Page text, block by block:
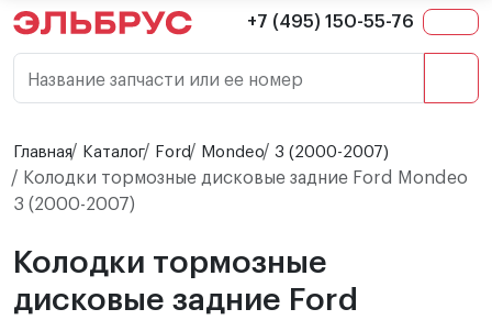
+7 (495) 150-55-76
Название запчасти или ее номер
Главная Каталог Ford Mondeo 3 (2000-2007)
Колодки тормозные дисковые задние Ford Mondeo
3 (2000-2007)
Колодки тормозные
дисковые задние Ford